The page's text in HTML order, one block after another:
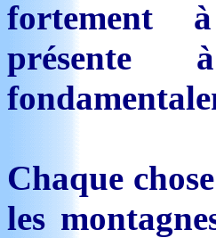
fortement
présente
Chaque
les